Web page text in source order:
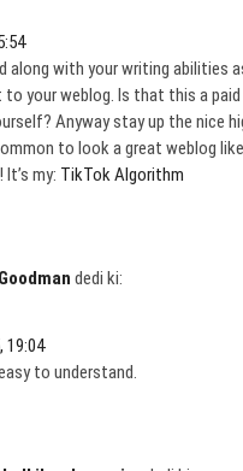
along with your writing abilities
your weblog. Is that this a paid
Anyway stay up the nice
to look a great weblog
my: TikTok Algorithm
dedi ki:
19:04
to understand.